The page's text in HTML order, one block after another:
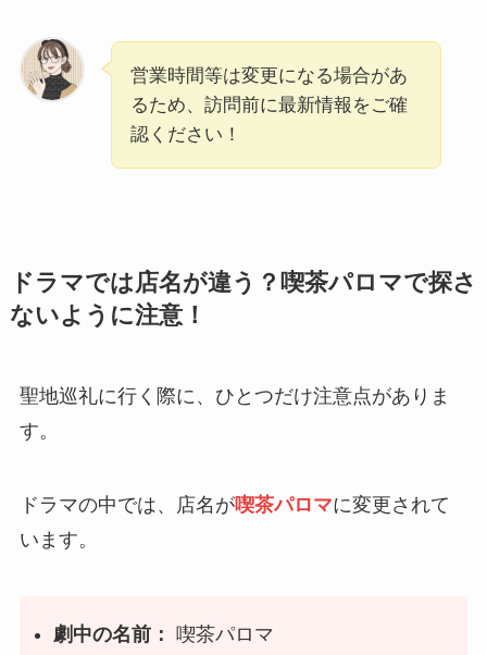
営業時間等は変更になる場合があ
るため、訪問前に最新情報をご確
認ください！
ドラマでは店名が違う？喫茶パロマで探さ
ないように注意！
聖地巡礼に行く際に、ひとつだけ注意点がありま
す。
ドラマの中では、店名が喫茶パロマに変更されて
います。
劇中の名前： 喫茶パロマ